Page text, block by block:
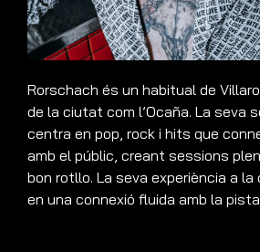
Rorschach és un habitual de
de la ciutat com l’Ocaña. La seva
centra en pop, rock i hits que
amb el públic, creant sessions
bon rotllo. La seva experiència a
en una connexió fluida amb la